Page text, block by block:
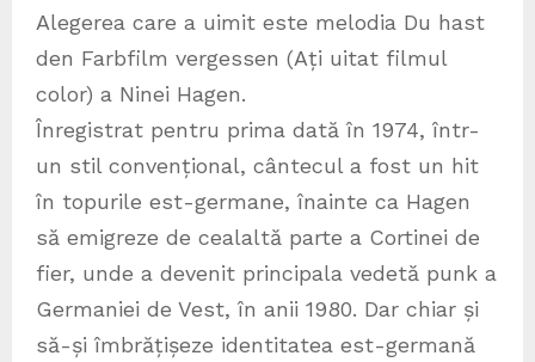
Alegerea care a uimit este melodia Du hast
den Farbfilm vergessen (Ați uitat filmul
color) a Ninei Hagen.
Înregistrat pentru prima dată în 1974, într-
un stil convențional, cântecul a fost un hit
în topurile est-germane, înainte ca Hagen
să emigreze de cealaltă parte a Cortinei de
fier, unde a devenit principala vedetă punk a
Germaniei de Vest, în anii 1980. Dar chiar și
să-și îmbrățișeze identitatea est-germană